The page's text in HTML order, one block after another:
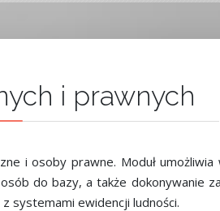
i prawnych
i osoby prawne. Moduł umożliwia
do bazy, a także dokonywanie
systemami ewidencji ludności.